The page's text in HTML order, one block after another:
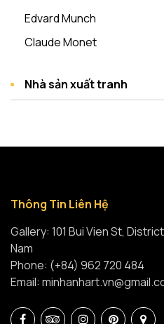
Edvard Munch
Claude Monet
Nhà sản xuất tranh
Thông Tin Liên Hệ
Gallery: 101 Bui Vien St,
Nam
Phone: (+84) 962 720 484
Email: